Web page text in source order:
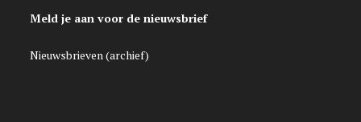
Meld je aan voor de nieuwsbrief
Nieuwsbrieven (archief)